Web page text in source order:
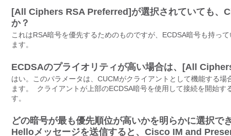
[All Ciphers RSA Preferred]が選択されていても、
か？
これはRSA暗号を優先するためのものですが、ECDSA暗号も持っ
ます。
ECDSAのプライオリティが高い場合は、[All
はい。このパラメータは、CUCMがクライアントとして機能する
ます。 クライアントが上部のECDSA暗号を使用して接続を開始
す。
どの暗号が最も優先順位が高いかを明らかに選択
Helloメッセージを送信する と、Cisco IM and